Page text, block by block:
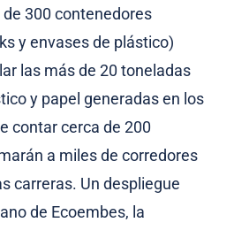
300 contenedores
y envases de plástico)
las más de 20 toneladas
y papel generadas en los
contar cerca de 200
a miles de corredores
carreras. Un despliegue
de Ecoembes, la